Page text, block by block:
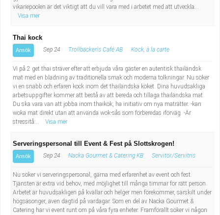
vikariepoolen är det viktigt att du vill vara med i arbetet med att utveckla...
Visa mer
Thai kock
Ansök Sep 24 Trollbäcken's Café AB Kock, à la carte
Vi på 2 get thai sträver efter att erbjuda våra gäster en autentisk thailändsk
mat med en bladning av traditionella smak och moderna tolkningar. Nu söker
vi en snabb och erfaren kock inom det thailändska köket. Dina huvudsakliga
arbetsuppgifter kommer att bestå av att bereda och tillaga thailändska mat.
Du ska vara van att jobba inom thaikök, ha initiativ om nya maträtter. -kan
woka mat direkt utan att använda wok-sås som förberedas iförväg. -Är
stressitå...
Visa mer
Serveringspersonal till Event & Fest på Slottskrogen!
Ansök Sep 24 Nacka Gourmet & Catering KB Servitör/Servitris
Nu söker vi serveringspersonal, gärna med erfarenhet av event och fest.
Tjänsten är extra vid behov, med möjlighet till många timmar för rätt person.
Arbetet är huvudsakligen på kvällar och helger men förekommer, särskilt under
högsäsonger, även dagtid på vardagar. Som en del av Nacka Gourmet &
Catering har vi event runt om på våra fyra enheter. Framförallt söker vi någon